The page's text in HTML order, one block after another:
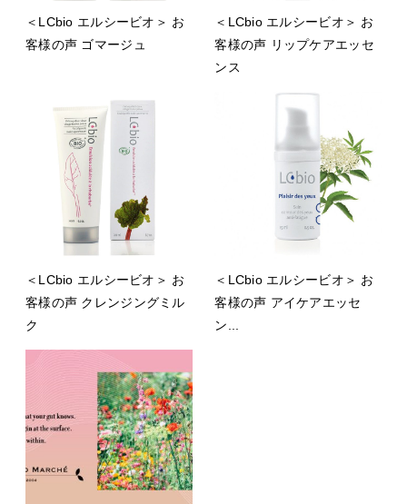
＜LCbio エルシービオ＞ お
客様の声 ゴマージュ
＜LCbio エルシービオ＞ お
客様の声 リップケアエッセ
ンス
＜LCbio エルシービオ＞ お
客様の声 クレンジングミル
ク
＜LCbio エルシービオ＞ お
客様の声 アイケアエッセ
ン...